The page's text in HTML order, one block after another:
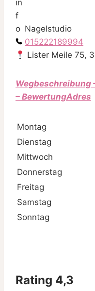
Nagelstudio
015222189994
Lister Meile 75,
Wegbeschreibung
– BewertungAdres
Montag
Dienstag
Mittwoch
Donnerstag
Freitag
Samstag
Sonntag
Rating 4,3